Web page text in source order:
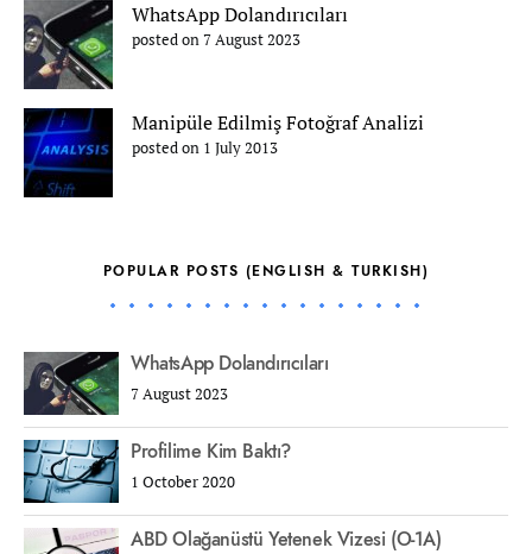
WhatsApp Dolandırıcıları
posted on 7 August 2023
Manipüle Edilmiş Fotoğraf Analizi
posted on 1 July 2013
POPULAR POSTS (ENGLISH & TURKISH)
WhatsApp Dolandırıcıları
7 August 2023
Profilime Kim Baktı?
1 October 2020
ABD Olağanüstü Yetenek Vizesi (O-1A)